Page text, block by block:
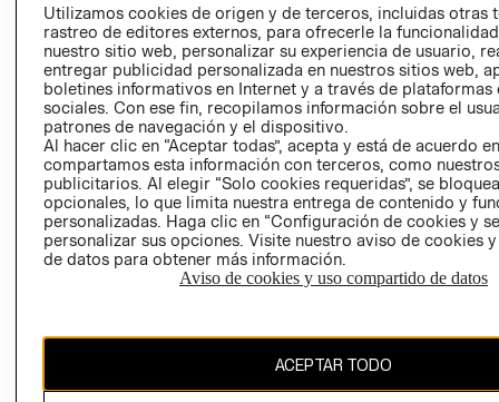
AVISO DE
PRIVACIDAD
GIFT CARD
AVISO DE
COOKIES
Uruguay ($U)
Utilizamos cookies de origen y de terceros, incluidas otras
rastreo de editores externos, para ofrecerle la
nuestro sitio web, personalizar su experiencia de usuario,
entregar publicidad personalizada en nuestros sitios web,
boletines informativos en Internet y a través de plataformas
sociales. Con ese fin, recopilamos información sobre el
patrones de navegación y el dispositivo.
Al hacer clic en “Aceptar todas”, acepta y está de acuerdo
compartamos esta información con terceros, como
publicitarios. Al elegir “Solo cookies requeridas”, se
opcionales, lo que limita nuestra entrega de contenido y
personalizadas. Haga clic en “Configuración de cookies y
personalizar sus opciones. Visite nuestro aviso de cookies
de datos para obtener más información.
Aviso de cookies y uso compartido de datos
ACEPTAR TODO